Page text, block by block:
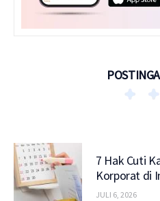
7 Hak Cuti
Korporat di
JULI 6, 2026